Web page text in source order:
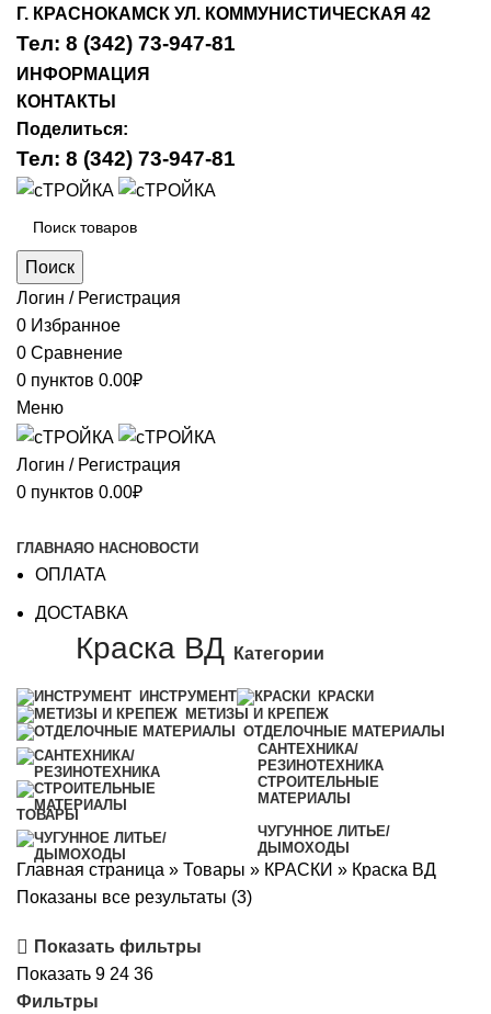
Г. КРАСНОКАМСК УЛ. КОММУНИСТИЧЕСКАЯ 42
Тел: 8 (342) 73-947-81
ИНФОРМАЦИЯ
КОНТАКТЫ
Поделиться:
Тел: 8 (342) 73-947-81
Поиск
Логин / Регистрация
0 Избранное
0 Сравнение
0 пунктов 0.00₽
Меню
Логин / Регистрация
0 пунктов 0.00₽
ГЛАВНАЯО НАСНОВОСТИ
ОПЛАТА
ДОСТАВКА
Краска ВД Категории
ИНСТРУМЕНТ
КРАСКИ
МЕТИЗЫ И КРЕПЕЖ
ОТДЕЛОЧНЫЕ МАТЕРИАЛЫ
САНТЕХНИКА/
РЕЗИНОТЕХНИКА
СТРОИТЕЛЬНЫЕ
МАТЕРИАЛЫ
ТОВАРЫ
ЧУГУННОЕ ЛИТЬЕ/
ДЫМОХОДЫ
Главная страница » Товары » КРАСКИ » Краска ВД
Показаны все результаты (3)
Показать фильтры
Показать 9 24 36
Фильтры